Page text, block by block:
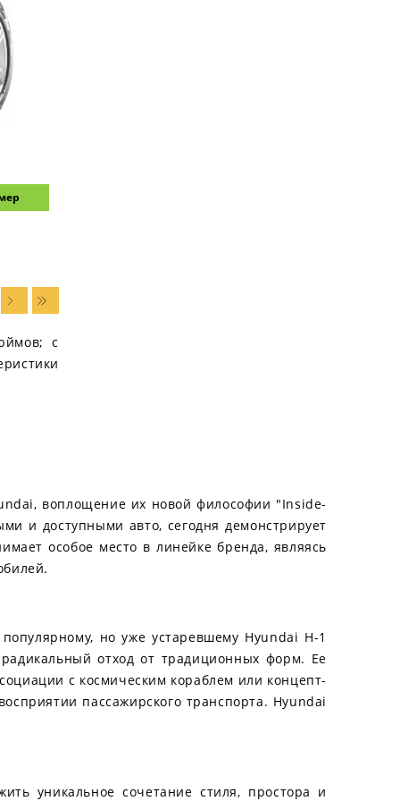
с
воплощение их новой философии "Inside-
и доступными авто, сегодня демонстрирует
особое место в линейке бренда, являясь
но уже устаревшему Hyundai H-1
отход от традиционных форм. Ее
с космическим кораблем или концепт-
пассажирского транспорта. Hyundai
уникальное сочетание стиля, простора и